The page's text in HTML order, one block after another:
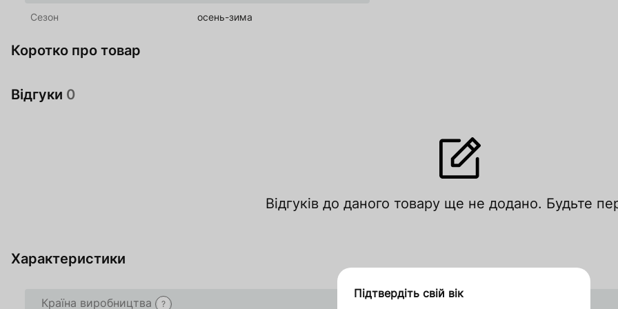
Сезон осень-зима
Коротко про товар
Відгуки 0
Відгуків до даного товару ще не додано. Будьте
Залишити відгук
Характеристики
Країна виробництва ? Дякуємо за замовлення
Підтвердіть свій вік